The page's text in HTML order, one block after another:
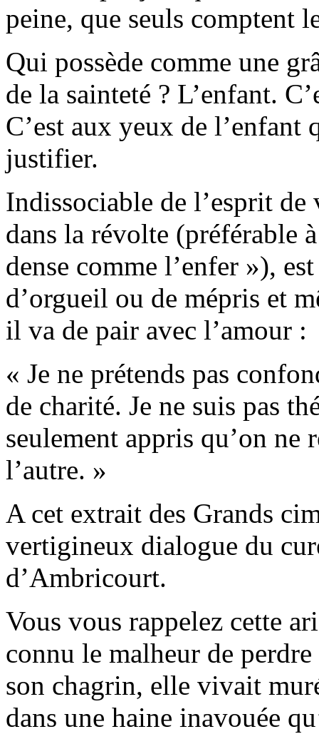
peine, que seuls comptent
Qui possède comme une
de la sainteté ? L’enfant.
C’est aux yeux de l’enfant
justifier.
Indissociable de l’esprit de
dans la révolte (préférable
dense comme l’enfer »),
d’orgueil ou de mépris et
il va de pair avec l’amour :
« Je ne prétends pas
de charité. Je ne suis pas
seulement appris qu’on ne
l’autre. »
A cet extrait des Grands
vertigineux dialogue du
d’Ambricourt.
Vous vous rappelez cette
connu le malheur de
son chagrin, elle vivait
dans une haine inavouée